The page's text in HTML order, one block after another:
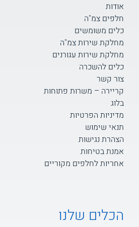
אודות
חלפים צמ"ה
כלים משומשים
מחלקת שירות צמ"ה
מחלקת שירות עגורנים
כלים להשכרה
צור קשר
קריירה – משרות פתוחות
בלוג
מדיניות הפרטיות
תנאי שימוש
הצהרת נגישות
אמנת בטיחות
אחריות לחלפים מקוריים
הכלים שלנו